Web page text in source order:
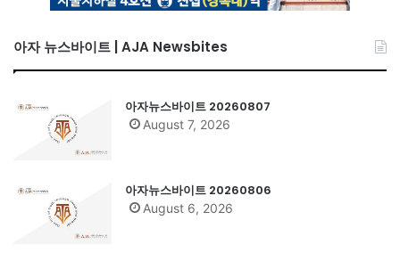
아자 뉴스바이트 | AJA Newsbites
아자뉴스바이트 20260807
August 7, 2026
아자뉴스바이트 20260806
August 6, 2026